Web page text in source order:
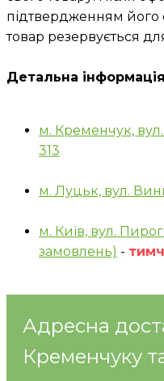
підтвердженням його
товар резервується
Детальна
м. Кременчук,
313
м. Луцьк, вул.
м. Київ, вул.
замовлень) -
Адресна
Кременчуку